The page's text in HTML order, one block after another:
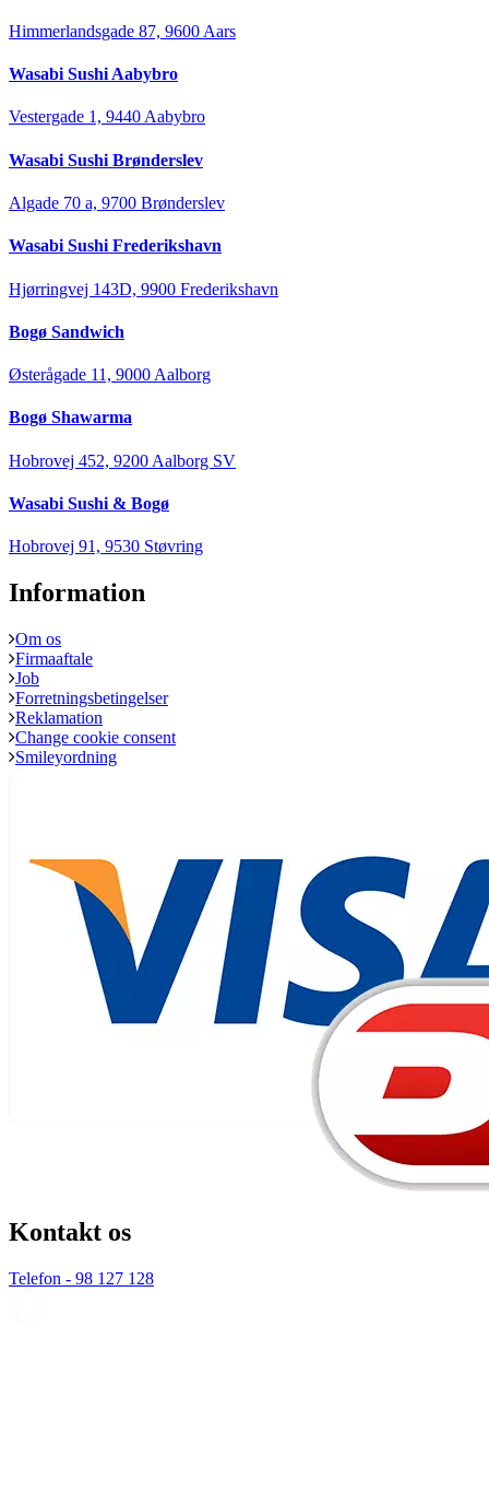
Himmerlandsgade 87, 9600 Aars
Wasabi Sushi Aabybro
Vestergade 1, 9440 Aabybro
Wasabi Sushi Brønderslev
Algade 70 a, 9700 Brønderslev
Wasabi Sushi Frederikshavn
Hjørringvej 143D, 9900 Frederikshavn
Bogø Sandwich
Østerågade 11, 9000 Aalborg
Bogø Shawarma
Hobrovej 452, 9200 Aalborg SV
Wasabi Sushi & Bogø
Hobrovej 91, 9530 Støvring
Information
Om os
Firmaaftale
Job
Forretningsbetingelser
Reklamation
Change cookie consent
Smileyordning
Kontakt os
Telefon - 98 127 128